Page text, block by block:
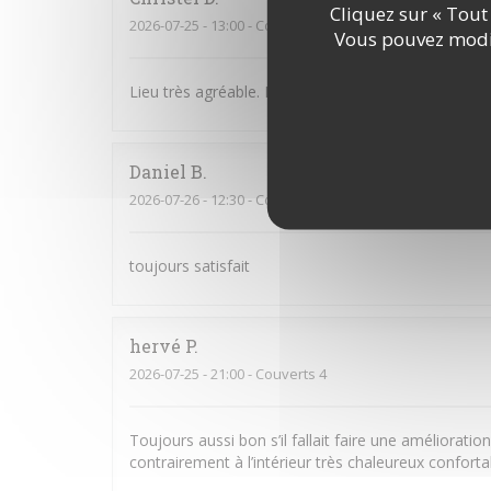
Cliquez sur «
Vous pouvez
2026-07-25 - 13:00 - Couverts 3
Lieu très agréable. Personnel souriant et à
Daniel B
2026-07-26- 12:30 - Couverts 2
toujours satisfait
hervé P
2026-07-25 - 21:00 - Couverts 4
Toujours aussi bon s’il fallait faire une
contrairement à l’intérieur très chaleureux